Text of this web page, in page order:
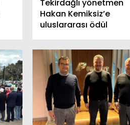
Tekirdağlı yönetmen
Hakan Kemiksiz’e
uluslararası ödül